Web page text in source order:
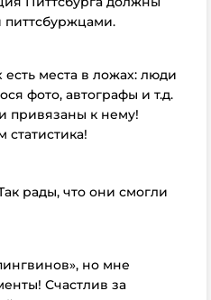
питтсбуржцами.
есть места в ложах: люди
фото, автографы и т.д.
привязаны к нему!
статистика!
рады, что они смогли
но мне
Счастлив за